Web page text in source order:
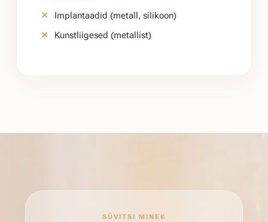
Implantaadid (metall, silikoon)
Kunstliigesed (metallist)
SÜVITSI MINEK